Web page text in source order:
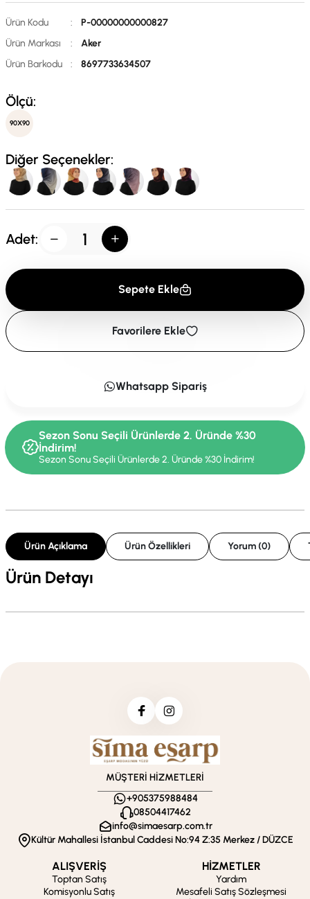
Ürün Kodu :
P-00000000000827
Ürün Markası
:
Aker
Ürün Barkodu
: 8697733634507
Ölçü:
90X90
Diğer Seçenekler:
Adet:
Sepete Ekle
Favorilere Ekle
Whatsapp Sipariş
Sezon Sonu Seçili Ürünlerde 2. Üründe %30
İndirim!
Sezon Sonu Seçili Ürünlerde 2. Üründe %30 İndirim!
Ürün Açıklama Ürün Özellikleri Yorum (0)
Ürün Detayı
MÜŞTERİ HİZMETLERİ
+905375988484
08504417462
info@simaesarp.com.tr
Kültür Mahallesi İstanbul Caddesi No:94 Z:35 Merkez / DÜZCE
ALIŞVERİŞ
Toptan Satış
Komisyonlu Satış
HİZMETLER
Yardım
Mesafeli Satış Sözleşmesi